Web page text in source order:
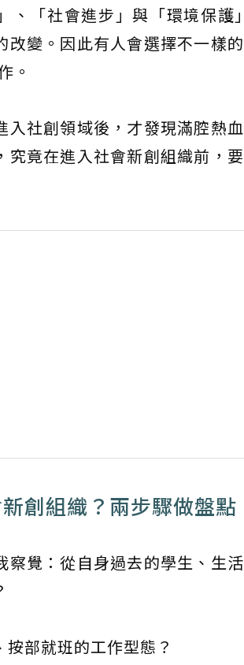
、「社會進步」與「環境保
改變。因此有人會選擇不一樣
。
入社創領域後，才發現滿腔熱
究竟在進入社會新創組織前，
創組織？兩步驟做盤點
察覺：從自身過去的學生、生
部就班的工作型態？